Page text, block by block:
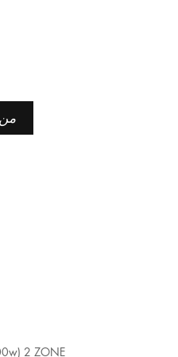
2 ZONE